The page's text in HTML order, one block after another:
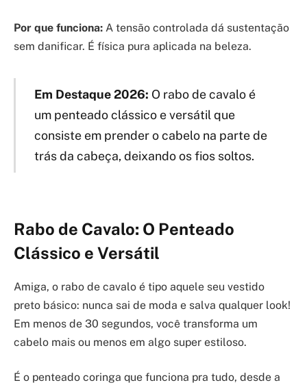
Por que funciona: A tensão controlada dá sustentação
sem danificar. É física pura aplicada na beleza.
Em Destaque 2026: O rabo de cavalo é
um penteado clássico e versátil que
consiste em prender o cabelo na parte de
trás da cabeça, deixando os fios soltos.
Rabo de Cavalo: O Penteado
Clássico e Versátil
Amiga, o rabo de cavalo é tipo aquele seu vestido
preto básico: nunca sai de moda e salva qualquer look!
Em menos de 30 segundos, você transforma um
cabelo mais ou menos em algo super estiloso.
É o penteado coringa que funciona pra tudo, desde a